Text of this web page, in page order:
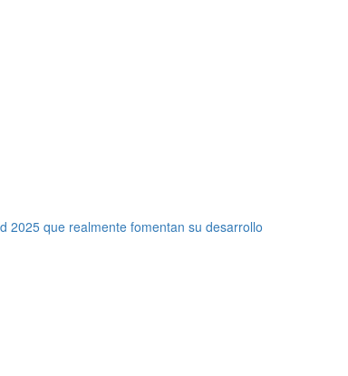
2025 que realmente fomentan su desarrollo